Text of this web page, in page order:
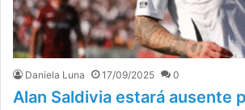
Daniela Luna 17/09/2025 0
Alan Saldivia estará ausente